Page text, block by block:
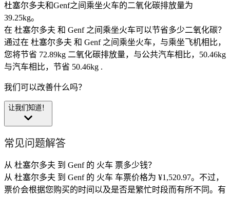
杜塞尔多夫和Genf之间乘坐火车的二氧化碳排放量为
39.25kg。
在 杜塞尔多夫 和 Genf 之间乘坐火车可以节省多少二氧化碳？
通过在 杜塞尔多夫 和 Genf 之间乘坐火车，与乘坐飞机相比，
您将节省 72.89kg 二氧化碳排放量，与公共汽车相比，50.46kg
与汽车相比，节省 50.46kg .
我们可以改善什么吗？
让我们知道！
常见问题解答
从 杜塞尔多夫 到 Genf 的 火车 票多少钱？
从 杜塞尔多夫 到 Genf 的 火车 车票价格为 ¥1,520.97。不过，
票价会根据您购买的时间以及是否是繁忙时段而有所不同。有